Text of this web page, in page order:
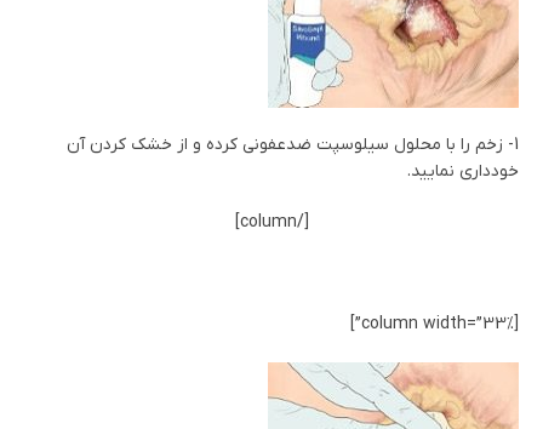
1- زخم را با محلول سیلوسپت ضدعفونی کرده و از خشک کردن آن
خودداری نمایید.
[/column]
[column width=”33%”]